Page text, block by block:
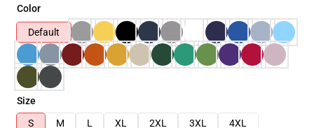
Color
Default
Size
S
M L XL 2XL 3XL
4XL